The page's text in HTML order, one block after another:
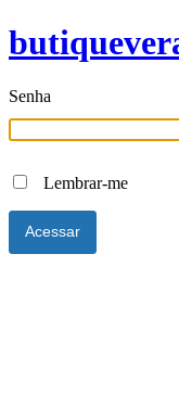
Senha
Lembrar-me